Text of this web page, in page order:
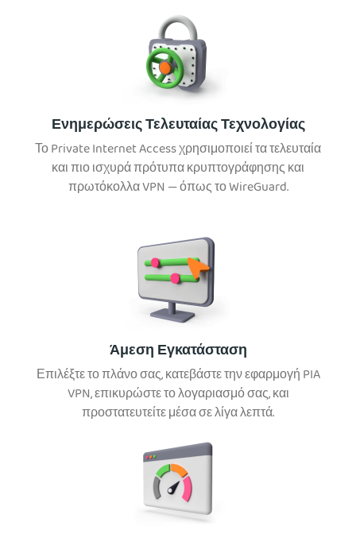
Ενημερώσεις Τελευταίας Τεχνολογίας
Το Private Internet Access χρησιμοποιεί τα τελευταία
και πιο ισχυρά πρότυπα κρυπτογράφησης και
πρωτόκολλα VPN — όπως το WireGuard.
Άμεση Εγκατάσταση
Επιλέξτε το πλάνο σας, κατεβάστε την εφαρμογή PIA
VPN, επικυρώστε το λογαριασμό σας, και
προστατευτείτε μέσα σε λίγα λεπτά.